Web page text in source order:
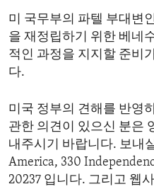
미 국무부의 파텔 부대변
을 재정립하기 위한 베네
적인 과정을 지지할 준비
다.
미국 정부의 견해를 반영
관한 의견이 있으신 분은
내주시기 바랍니다. 보내
America, 330
20237 입니다. 그리고 웹